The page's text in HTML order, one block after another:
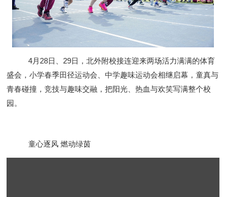
4月28日、29日，北外附校接连迎来两场活力满满的体育
盛会 ，小学春季田径运动会、中学趣味运动会相继启幕 ，童真与
青春碰撞，竞技与趣味交融，把阳光、热血与欢笑写满整个校
园。
童心逐风 燃动绿茵